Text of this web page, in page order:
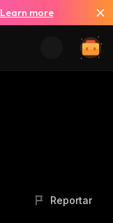
Learn more
Reportar